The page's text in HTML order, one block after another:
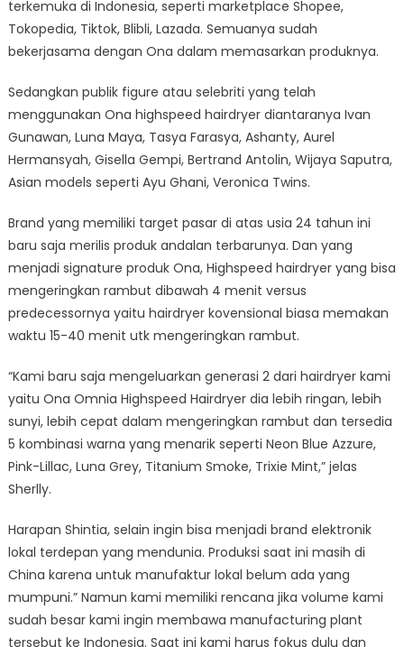
terkemuka di Indonesia, seperti marketplace Shopee,
Tokopedia, Tiktok, Blibli, Lazada. Semuanya sudah
bekerjasama dengan Ona dalam memasarkan produknya.
Sedangkan publik figure atau selebriti yang telah
menggunakan Ona highspeed hairdryer diantaranya Ivan
Gunawan, Luna Maya, Tasya Farasya, Ashanty, Aurel
Hermansyah, Gisella Gempi, Bertrand Antolin, Wijaya Saputra,
Asian models seperti Ayu Ghani, Veronica Twins.
Brand yang memiliki target pasar di atas usia 24 tahun ini
baru saja merilis produk andalan terbarunya. Dan yang
menjadi signature produk Ona, Highspeed hairdryer yang bisa
mengeringkan rambut dibawah 4 menit versus
predecessornya yaitu hairdryer kovensional biasa memakan
waktu 15-40 menit utk mengeringkan rambut.
“Kami baru saja mengeluarkan generasi 2 dari hairdryer kami
yaitu Ona Omnia Highspeed Hairdryer dia lebih ringan, lebih
sunyi, lebih cepat dalam mengeringkan rambut dan tersedia
5 kombinasi warna yang menarik seperti Neon Blue Azzure,
Pink-Lillac, Luna Grey, Titanium Smoke, Trixie Mint,” jelas
Sherlly.
Harapan Shintia, selain ingin bisa menjadi brand elektronik
lokal terdepan yang mendunia. Produksi saat ini masih di
China karena untuk manufaktur lokal belum ada yang
mumpuni.” Namun kami memiliki rencana jika volume kami
sudah besar kami ingin membawa manufacturing plant
tersebut ke Indonesia. Saat ini kami harus fokus dulu dan